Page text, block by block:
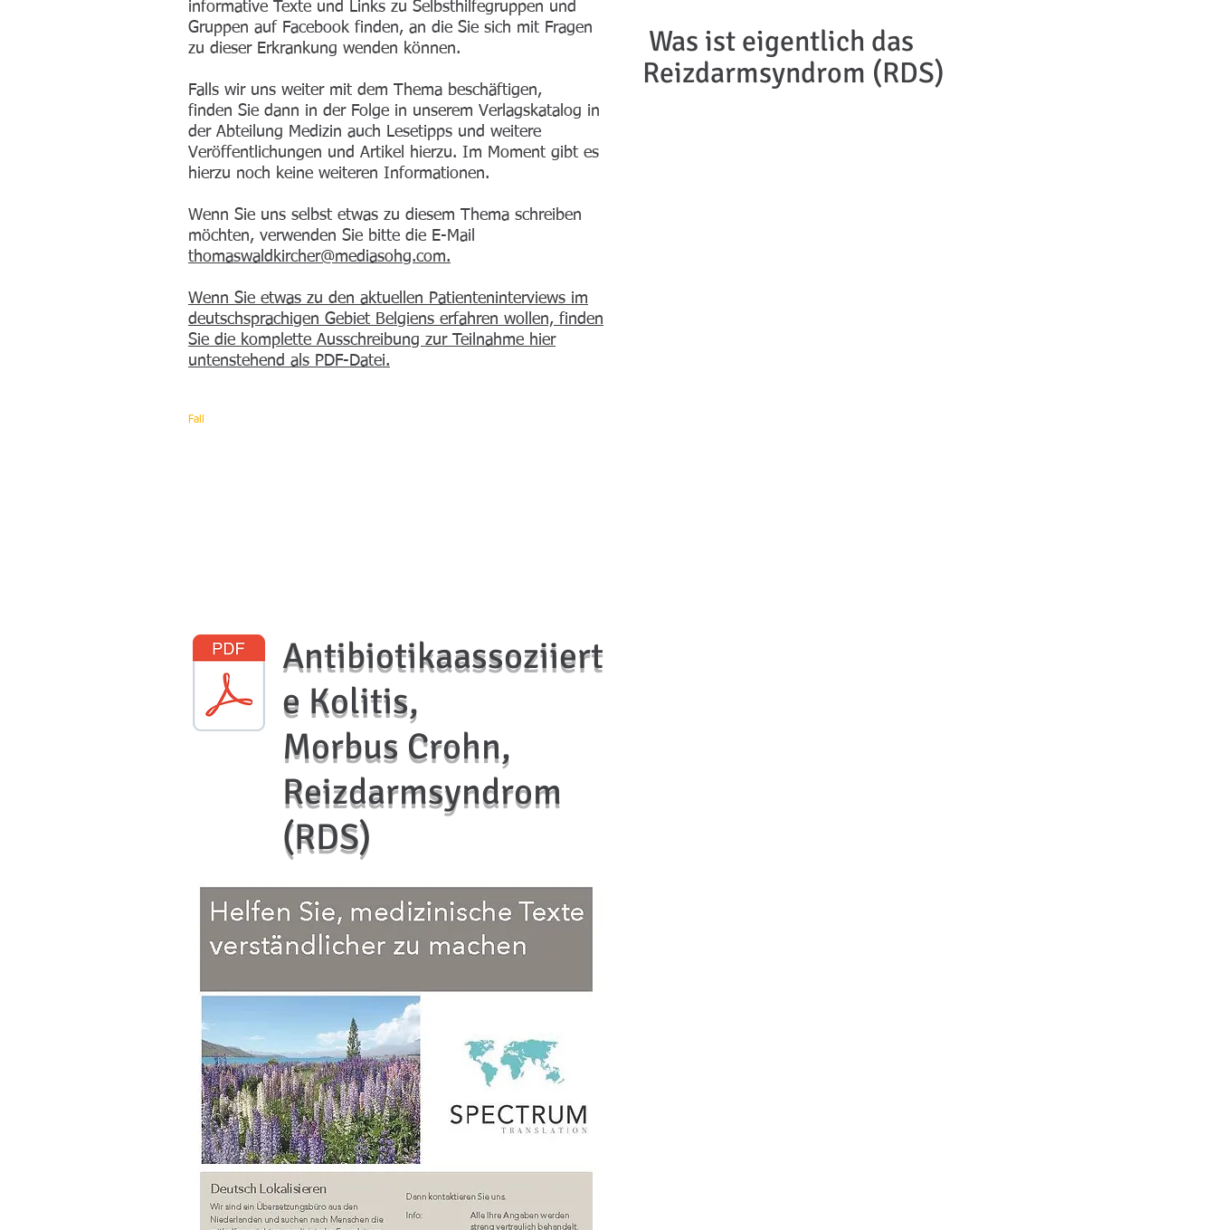
informative Texte und Links zu Selbsthilfegruppen und
Gruppen auf Facebook finden, an die Sie sich mit Fragen
zu dieser Erkrankung wenden können.
Falls wir uns weiter mit dem Thema beschäftigen,
finden Sie dann in der Folge in unserem Verlagskatalog in
der Abteilung Medizin auch Lesetipps und weitere
Veröffentlichungen und Artikel hierzu. Im Moment gibt es
hierzu noch keine weiteren Informationen.
Wenn Sie uns selbst etwas zu diesem Thema schreiben
möchten, verwenden Sie bitte die E-Mail
thomaswaldkircher@mediasohg.com.
Wenn Sie etwas zu den aktuellen Patienteninterviews im
deutschsprachigen Gebiet Belgiens erfahren wollen, finden
Sie die komplette Ausschreibung zur Teilnahme hier
untenstehend als PDF-Datei.
​Fall
Was ist eigentlich das
Reizdarmsyndrom (RDS)
Antibiotikaassoziiert
e Kolitis,
Morbus Crohn,
Reizdarmsyndrom
(RDS)